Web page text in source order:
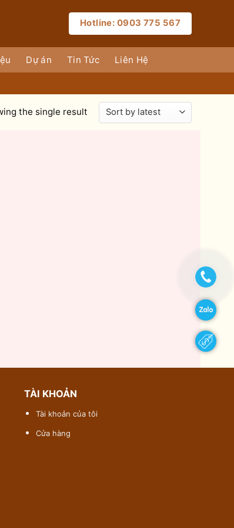
Hotline: 0903 775 567
Dự án Tin Tức Liên Hệ
the single result
TÀI KHOẢN
Tài khoản của tôi
Cửa hàng